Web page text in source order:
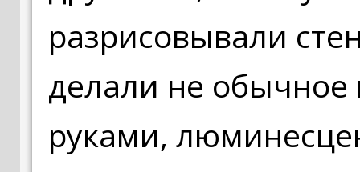
разрисовывали
делали не обычное
руками,